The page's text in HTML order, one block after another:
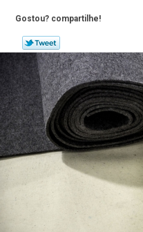
Gostou? compartilhe!